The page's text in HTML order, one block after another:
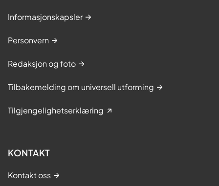
Informasjonskapsler
Personvern
Redaksjon og foto
Tilbakemelding om universell utforming
Tilgjengelighetserklæring
KONTAKT
Kontakt oss